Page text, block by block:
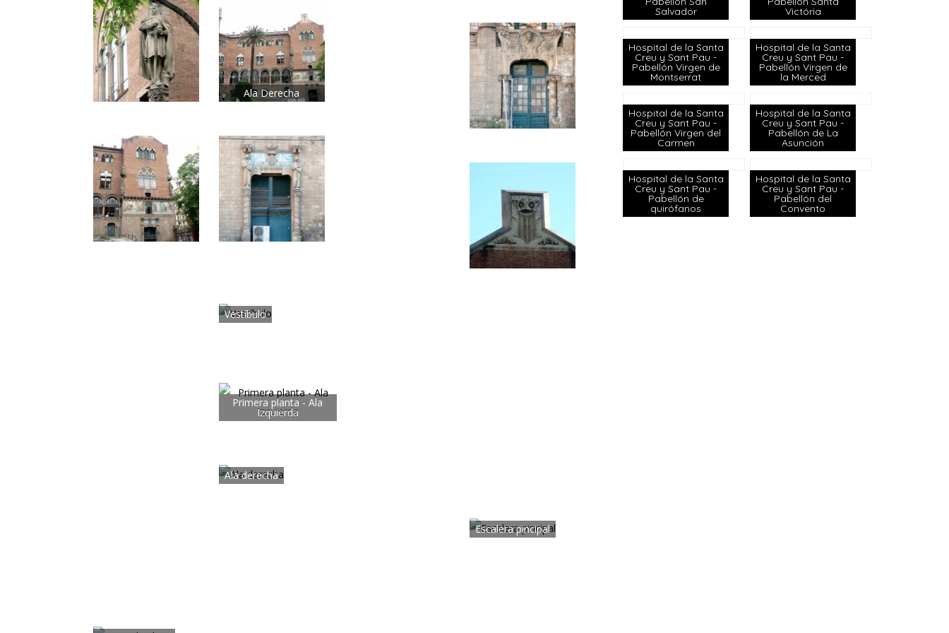
Ala Derecha
Vestíbulo
Primera planta - Ala
Izquierda
Ala derecha
Escalera pincipal
Salvador Victória
Hospital de la Santa
Creu y Sant Pau -
Pabellón Virgen de
Montserrat
Hospital de la Santa
Creu y Sant Pau -
Pabellón Virgen de
la Merced
Hospital de la Santa
Creu y Sant Pau -
Pabellón Virgen del
Carmen
Hospital de la Santa
Creu y Sant Pau -
Pabellón de La
Asunción
Hospital de la Santa
Creu y Sant Pau -
Pabellón de
quirófanos
Hospital de la Santa
Creu y Sant Pau -
Pabellón del
Convento